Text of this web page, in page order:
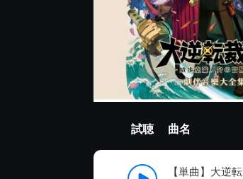
試聴 曲名
【単曲】大逆